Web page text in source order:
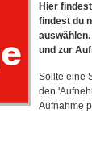
Hier
findest du
und zur
Sollte eine
den
Aufnahme